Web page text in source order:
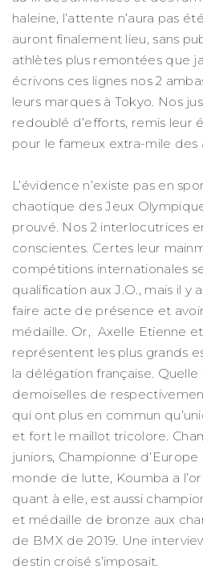
haleine, l’attente n’aura pas
auront finalement lieu, sans
athlètes plus remontées que
écrivons ces lignes nos 2
leurs marques à Tokyo. Nos
redoublé d’efforts, remis leur
pour le fameux extra-mile des
L’évidence n’existe pas en
chaotique des Jeux
prouvé. Nos 2 interlocutrices
conscientes. Certes leur
compétitions internationales
qualification aux J.O., mais il y
faire acte de présence et
médaille. Or, Axelle Etienne
représentent les plus grands
la délégation française.
demoiselles de
qui ont plus en commun
et fort le maillot tricolore.
juniors, Championne
monde de lutte, Koumba a l’or
quant à elle, est aussi
et médaille de bronze aux
de BMX de 2019. Une
destin croisé s’imposait.